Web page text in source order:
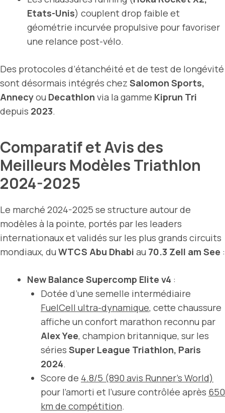
Etats-Unis) couplent drop faible et
géométrie incurvée propulsive pour favoriser
une relance post-vélo.
Des protocoles d’étanchéité et de test de longévité
sont désormais intégrés chez Salomon Sports,
Annecyou Decathlon via la gamme Kiprun Tri
depuis 2023.
Comparatif et Avis des
Meilleurs Modèles Triathlon
2024-2025
Le marché 2024-2025 se structure autour de
modèles à la pointe, portés par les leaders
internationaux et validés sur les plus grands circuits
mondiaux, du WTCS Abu Dhabi au 70.3 Zell am See :
New Balance Supercomp Elite v4 :
Dotée d’une semelle intermédiaire
FuelCell ultra-dynamique, cette chaussure
affiche un confort marathon reconnu par
Alex Yee, champion britannique, sur les
séries Super League Triathlon, Paris
2024.
Score de 4.8/5 (890 avis Runner’s World)
pour l’amorti et l’usure contrôlée après 650
km de compétition.